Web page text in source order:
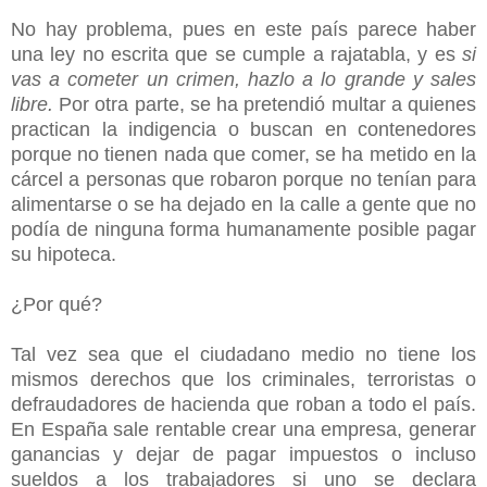
No hay problema, pues en este país parece haber
una ley no escrita que se cumple a rajatabla, y es si
vas a cometer un crimen, hazlo a lo grande y sales
libre. Por otra parte, se ha pretendió multar a quienes
practican la indigencia o buscan en contenedores
porque no tienen nada que comer, se ha metido en la
cárcel a personas que robaron porque no tenían para
alimentarse o se ha dejado en la calle a gente que no
podía de ninguna forma humanamente posible pagar
su hipoteca.
¿Por qué?
Tal vez sea que el ciudadano medio no tiene los
mismos derechos que los criminales, terroristas o
defraudadores de hacienda que roban a todo el país.
En España sale rentable crear una empresa, generar
ganancias y dejar de pagar impuestos o incluso
sueldos a los trabajadores si uno se declara